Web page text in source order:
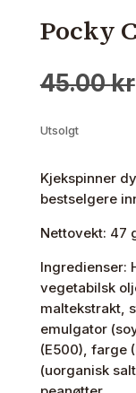
Pocky
45.00kr
Utsolgt
Kjekspinner
bestselgere
Nettovekt: 47
Ingredienser:
vegetabilsk
maltekstrakt,
emulgator
(E500), farge
(uorganisk